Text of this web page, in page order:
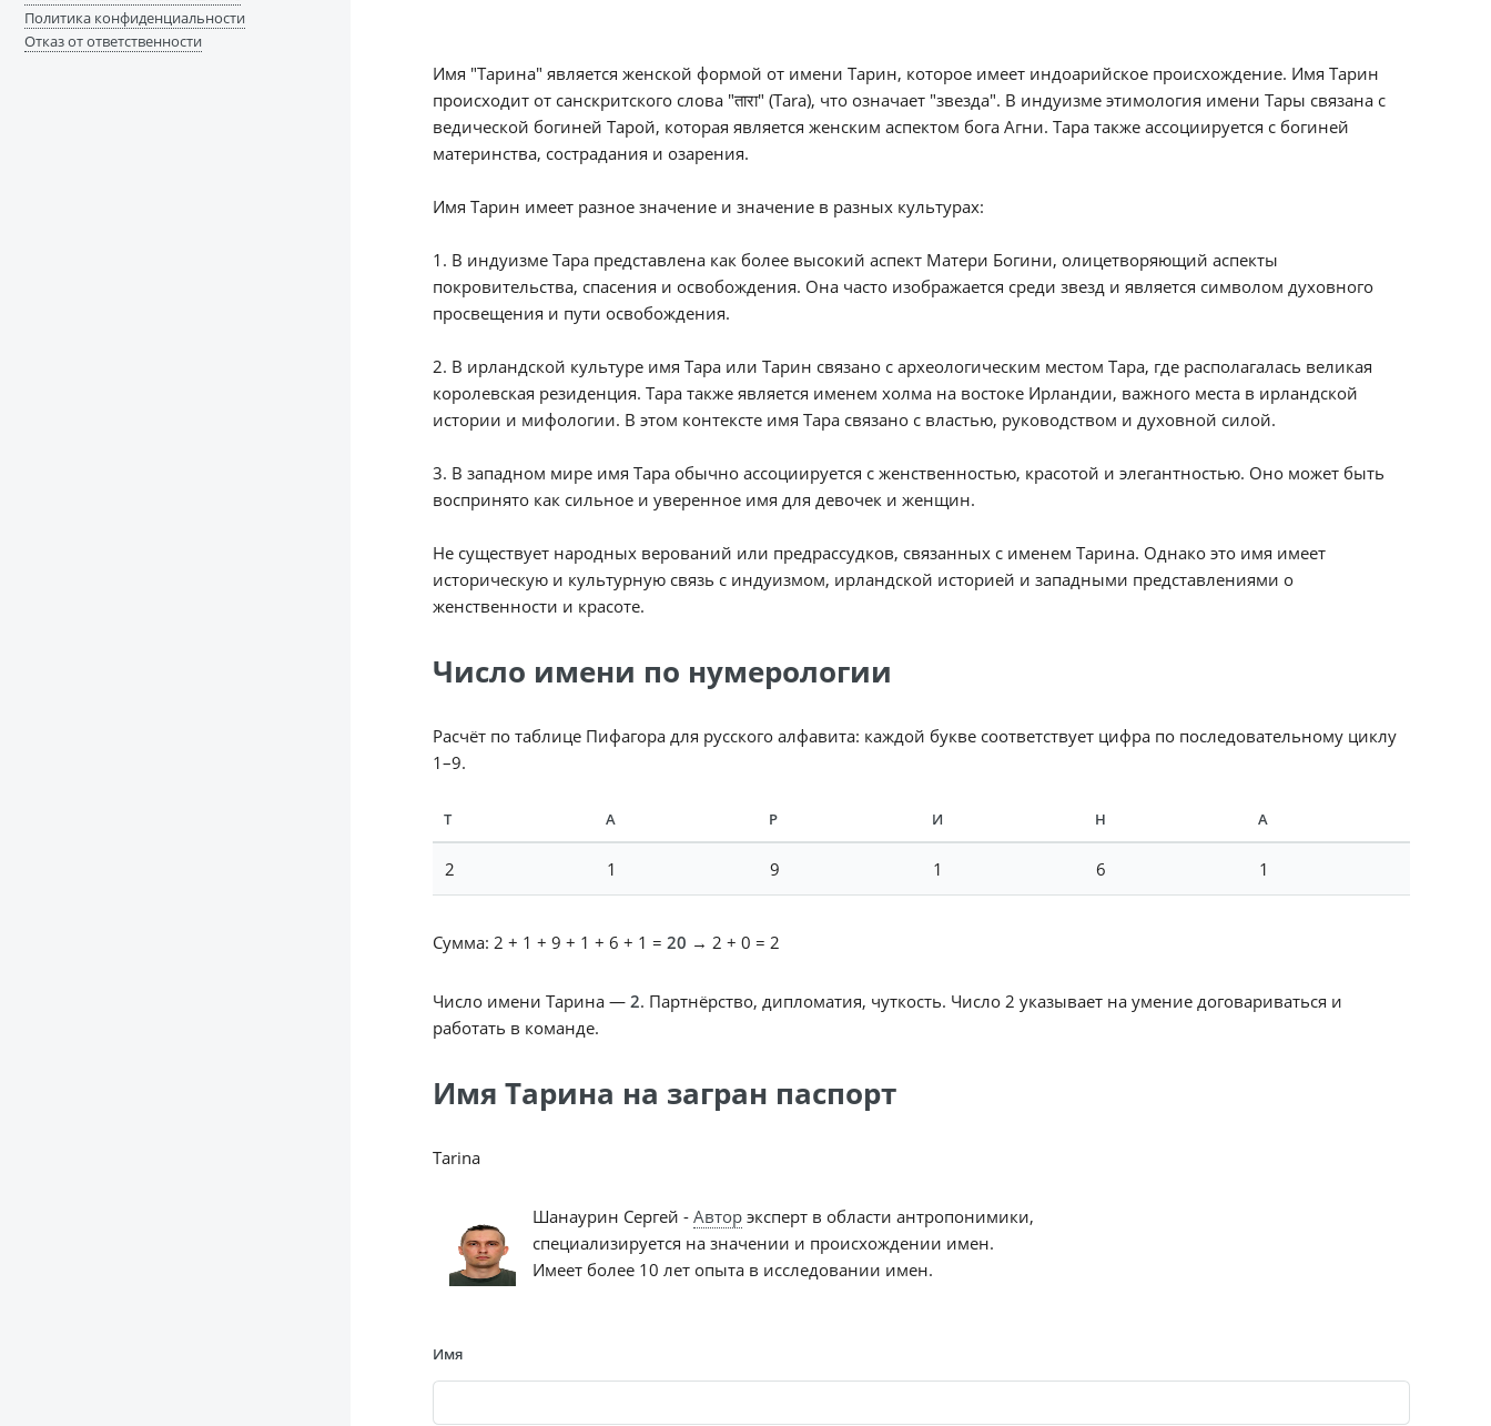
Имя "Тарина" является женской формой от имени Тарин, которое имеет индоарийское происхождение. Имя Тарин
происходит от санскритского слова "तारा" (Tara), что означает "звезда". В индуизме этимология имени Тары связана с
ведической богиней Тарой, которая является женским аспектом бога Агни. Тара также ассоциируется с богиней
материнства, сострадания и озарения.
Имя Тарин имеет разное значение и значение в разных культурах:
1. В индуизме Тара представлена как более высокий аспект Матери Богини, олицетворяющий аспекты
покровительства, спасения и освобождения. Она часто изображается среди звезд и является символом духовного
просвещения и пути освобождения.
2. В ирландской культуре имя Тара или Тарин связано с археологическим местом Тара, где располагалась великая
королевская резиденция. Тара также является именем холма на востоке Ирландии, важного места в ирландской
истории и мифологии. В этом контексте имя Тара связано с властью, руководством и духовной силой.
3. В западном мире имя Тара обычно ассоциируется с женственностью, красотой и элегантностью. Оно может быть
воспринято как сильное и уверенное имя для девочек и женщин.
Не существует народных верований или предрассудков, связанных с именем Тарина. Однако это имя имеет
историческую и культурную связь с индуизмом, ирландской историей и западными представлениями о
женственности и красоте.
Число имени по нумерологии
Расчёт по таблице Пифагора для русского алфавита: каждой букве соответствует цифра по последовательному циклу
1–9.
Т А Р И Н А
2 1 9 1 6 1
Сумма: 2 + 1 + 9 + 1 + 6 + 1 = 20 → 2 + 0 = 2
Число имени Тарина — 2. Партнёрство, дипломатия, чуткость. Число 2 указывает на умение договариваться и
работать в команде.
Имя Тарина на загран паспорт
Tarina
Шанаурин Сергей - Авторэксперт в области антропонимики,
специализируется на значении и происхождении имен.
Имеет более 10 лет опыта в исследовании имен.
Имя
Политика конфиденциальности
Отказ от ответственности